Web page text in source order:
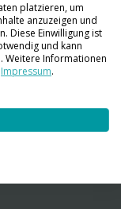
platzieren, um
anzuzeigen und
Diese Einwilligung ist
und kann
Weitere Informationen
Impressum.